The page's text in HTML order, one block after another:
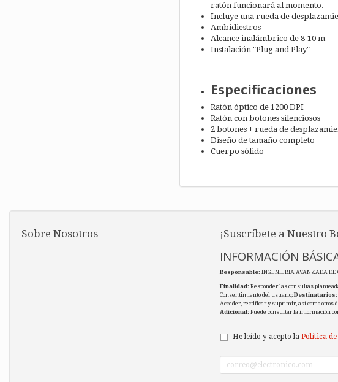
ratón funcionará al momento.
Incluye una rueda de
Ambidiestros
Alcance inalámbrico de 8-10 m
Instalación "Plug and Play"
Especificaciones
Ratón óptico de 1200 DPI
Ratón con botones silenciosos
2 botones + rueda de
Diseño de tamaño completo
Cuerpo sólido
Sobre Nosotros ¡Suscríbete a Nuestro
INFORMACIÓN
Responsable: INGENIERIA AVANZADA DE
Finalidad: Responder las consultas
Consentimiento del usuario;Destinatarios:
Acceder, rectificar y suprimir, así como otros
Adicional: Puede consultar la información
He leído y acepto la Política